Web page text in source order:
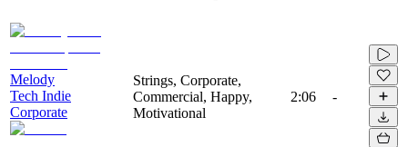
Melody
Tech Indie
Corporate
Strings, Corporate,
Commercial, Happy,
Motivational
2:06 -